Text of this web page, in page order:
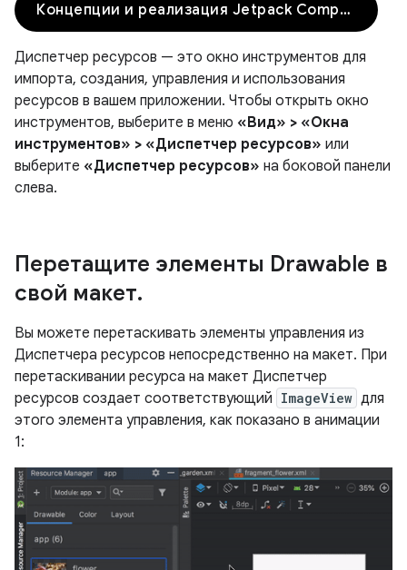
Концепции и реализация Jetpack Compose
Диспетчер ресурсов — это окно инструментов для
импорта, создания, управления и использования
ресурсов в вашем приложении. Чтобы открыть окно
инструментов, выберите в меню «Вид» > «Окна
инструментов» > «Диспетчер ресурсов» или
выберите «Диспетчер ресурсов» на боковой панели
слева.
Перетащите элементы Drawable в
свой макет.
Вы можете перетаскивать элементы управления из
Диспетчера ресурсов непосредственно на макет. При
перетаскивании ресурса на макет Диспетчер
ресурсов создает соответствующий ImageView для
этого элемента управления, как показано в анимации
1: